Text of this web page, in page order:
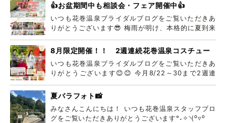
👍お盆期間中も相談会・フェア開催中👍
いつも花巻温泉ブライダルブログをご覧いただきあ
りがとうございます😎 梅雨が明け、本格的に夏到来
8月限定開催！！ 2週連続花巻温泉コスチュー
ムフェア
いつも花巻温泉ブライダルブログをご覧いただきあ
りがとうございます😊😊 今月8/22～30まで2週連
夏バラフォト📸
みなさんこんにちは！ いつも花巻温泉スタッフブロ
グをご覧いただきありがとうございます°˖✧◝(⁰▿⁰